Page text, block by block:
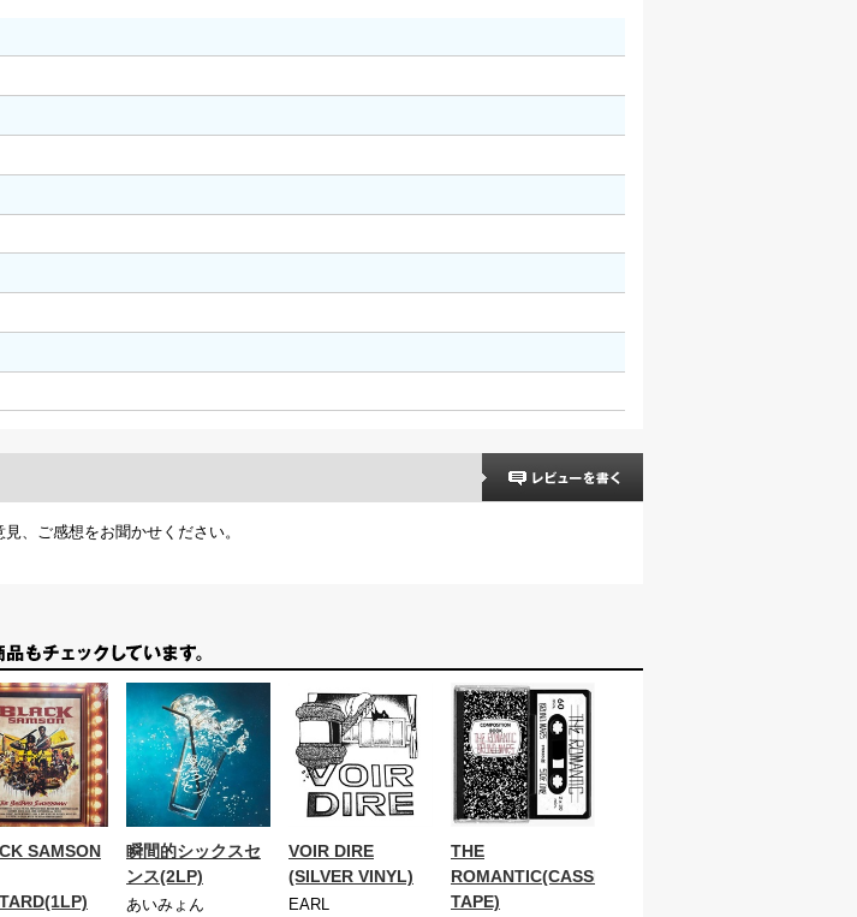
、ご感想をお聞かせください。
SAMSON
瞬間的シックスセ
ンス(2LP)
あいみょん
VOIR DIRE
(SILVER VINYL)
EARL
THE
ROMANTIC(CASSETTE
TAPE)